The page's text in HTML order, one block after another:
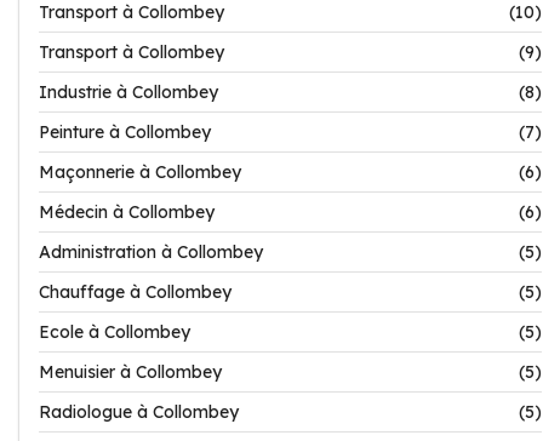
Transport à Collombey
(10)
Transport à Collombey
(9)
Industrie à Collombey
(8)
Peinture à Collombey
(7)
Maçonnerie à Collombey
(6)
Médecin à Collombey
(6)
Administration à Collombey
(5)
Chauffage à Collombey
(5)
Ecole à Collombey
(5)
Menuisier à Collombey
(5)
Radiologue à Collombey
(5)